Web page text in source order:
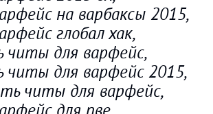
на варбаксы 2015,
глобал хак,
читы для варфейс,
читы для варфейс 2015,
читы для варфейс,